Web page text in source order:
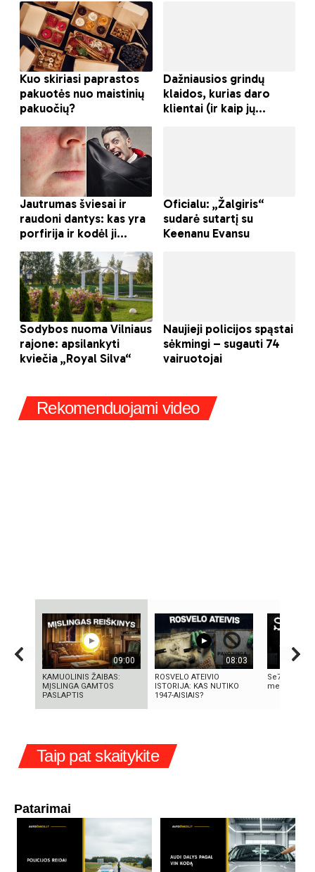
Rekomenduojami video
09:00
KAMUOLINIS ŽAIBAS:
MĮSLINGA GAMTOS
PASLAPTIS
08:03
ROSVELO ATEIVIO
ISTORIJA: KAS NUTIKO
1947-AISIAIS?
Se7en – kai
meno
Taip pat skaitykite
Patarimai